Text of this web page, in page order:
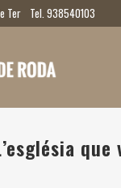
Ter Tel. 938540103